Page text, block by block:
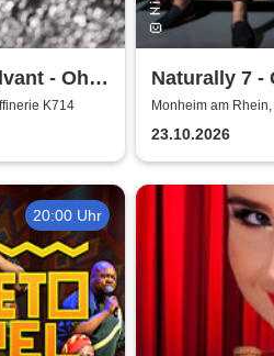
- Oh
K714
Naturally 7 -
Years of
Monheim am
23.10.2026
20:00 Uhr